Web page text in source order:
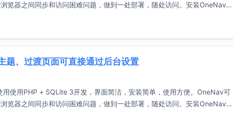
览器之间同步和访问困难问题，做到一处部署，随处访问。安装OneNav：
题、过渡页面可直接通过后台设置
使用PHP + SQLite 3开发，界面简洁，安装简单，使用方便。OneNav可
览器之间同步和访问困难问题，做到一处部署，随处访问。安装OneNav：